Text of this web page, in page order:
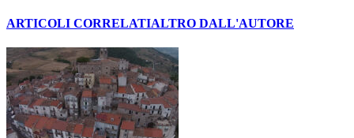
ARTICOLI CORRELATIALTRO DALL'AUTORE